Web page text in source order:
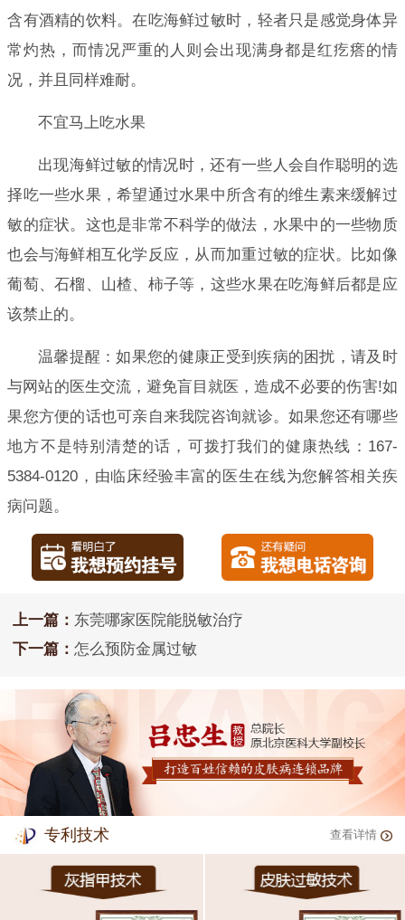
含有酒精的饮料。在吃海鲜过敏时，轻者只是感觉身体异
常灼热，而情况严重的人则会出现满身都是红疙瘩的情
况，并且同样难耐。
不宜马上吃水果
出现海鲜过敏的情况时，还有一些人会自作聪明的选
择吃一些水果，希望通过水果中所含有的维生素来缓解过
敏的症状。这也是非常不科学的做法，水果中的一些物质
也会与海鲜相互化学反应，从而加重过敏的症状。比如像
葡萄、石榴、山楂、柿子等，这些水果在吃海鲜后都是应
该禁止的。
温馨提醒：如果您的健康正受到疾病的困扰，请及时
与网站的医生交流，避免盲目就医，造成不必要的伤害!如
果您方便的话也可亲自来我院咨询就诊。如果您还有哪些
地方不是特别清楚的话，可拨打我们的健康热线：167-
5384-0120，由临床经验丰富的医生在线为您解答相关疾
病问题。
上一篇： 东莞哪家医院能脱敏治疗
下一篇： 怎么预防金属过敏
专利技术 查看详情